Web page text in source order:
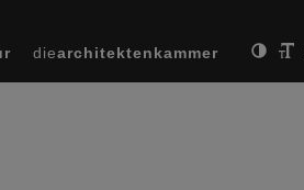
diearchitektenkammer